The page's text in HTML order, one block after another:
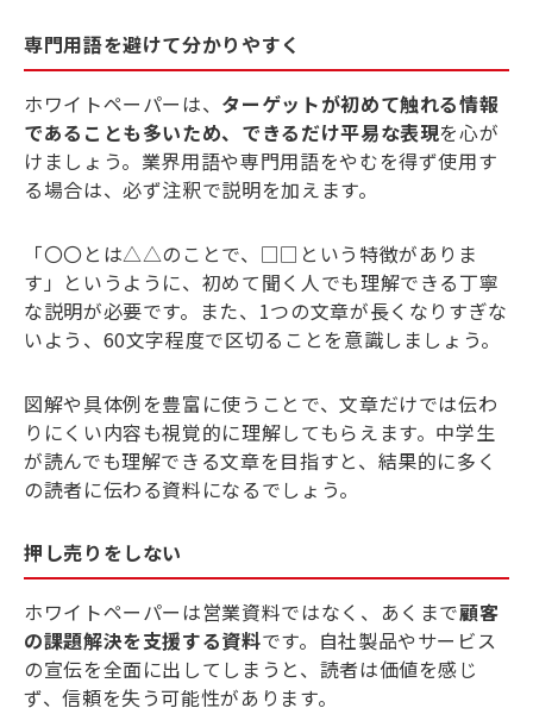
専門用語を避けて分かりやすく
ホワイトペーパーは、 ターゲットが初めて触れる情報
であることも多いため、できるだけ平易な表現を心が
けましょう。業界用語や専門用語をやむを得ず使用す
る場合は、必ず注釈で説明を加えます。
「〇〇とは△△のことで、□□という特徴がありま
す」というように、初めて聞く人でも理解できる丁寧
な説明が必要です。また、1つの文章が長くなりすぎな
いよう、60文字程度で区切ることを意識しましょう。
図解や具体例を豊富に使うことで、文章だけでは伝わ
りにくい内容も視覚的に理解してもらえます。中学生
が読んでも理解できる文章を目指すと、結果的に多く
の読者に伝わる資料になるでしょう。
押し売りをしない
ホワイトペーパーは営業資料ではなく、あくまで顧客
の課題解決を支援する資料です。自社製品やサービス
の宣伝を全面に出してしまうと、読者は価値を感じ
ず、信頼を失う可能性があります。